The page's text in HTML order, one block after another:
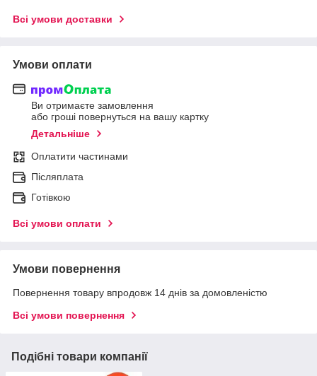
Всі умови доставки
Умови оплати
Ви отримаєте замовлення
або гроші повернуться на вашу картку
Детальніше
Оплатити частинами
Післяплата
Готівкою
Всі умови оплати
Умови повернення
Повернення товару впродовж 14 днів за домовленістю
Всі умови повернення
Подібні товари компанії